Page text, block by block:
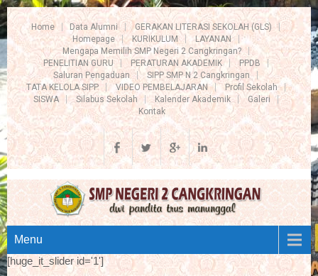
Home Data Alumni
GERAKAN LITERASI SEKOLAH (GLS)
Homepage
KURIKULUM
LAYANAN
Mengapa Memilih SMP Negeri 2 Cangkringan?
PENELITIAN GURU
PERATURAN AKADEMIK
PPDB
Saluran Pengaduan
SIPP SMP N 2 Cangkringan
TATA KELOLA SIPP
VIDEO PEMBELAJARAN
Profil Sekolah
SISWA
Silabus Sekolah Kalender Akademik
Galeri
Kontak
Menu
[huge_it_slider id='1']